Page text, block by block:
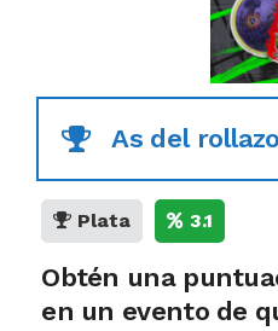
As del rollazo
Plata 3.1
Obtén una
en un evento de